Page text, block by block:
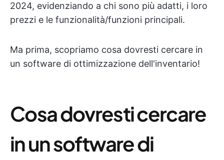
2024, evidenziando a chi sono più adatti, i loro
prezzi e le funzionalità/funzioni principali.
Ma prima, scopriamo cosa dovresti cercare in
un software di ottimizzazione dell'inventario!
Cosa dovresti cercare
in un software di